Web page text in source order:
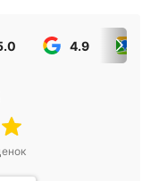
4.9